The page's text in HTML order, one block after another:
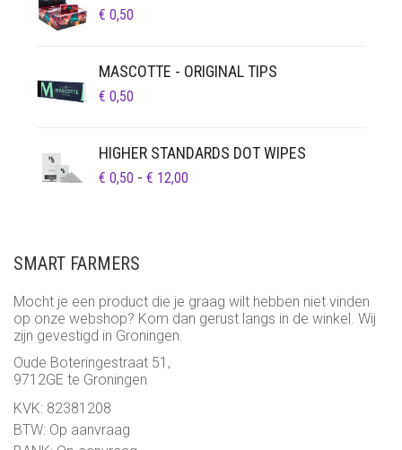
€ 0,50
MASCOTTE - ORIGINAL TIPS
€ 0,50
HIGHER STANDARDS DOT WIPES
€ 0,50 - € 12,00
SMART FARMERS
Mocht je een product die je graag wilt hebben niet vinden
op onze webshop? Kom dan gerust langs in de winkel. Wij
zijn gevestigd in Groningen.
Oude Boteringestraat 51,
9712GE te Groningen
KVK: 82381208
BTW: Op aanvraag